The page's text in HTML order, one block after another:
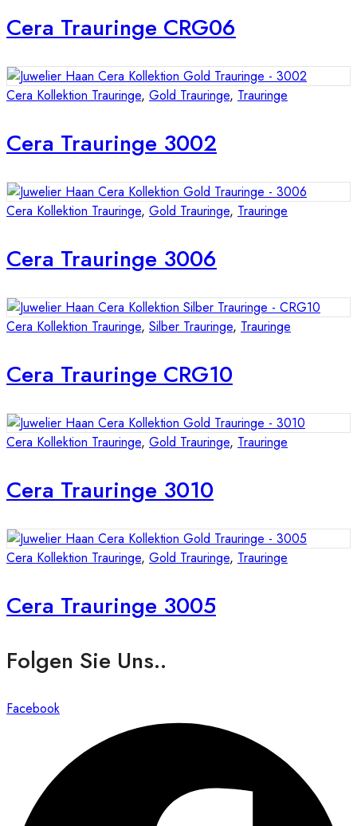
Cera Trauringe CRG06
Cera Kollektion Trauringe, Gold Trauringe, Trauringe
Cera Trauringe 3002
Cera Kollektion Trauringe, Gold Trauringe, Trauringe
Cera Trauringe 3006
Cera Kollektion Trauringe, Silber Trauringe, Trauringe
Cera Trauringe CRG10
Cera Kollektion Trauringe, Gold Trauringe, Trauringe
Cera Trauringe 3010
Cera Kollektion Trauringe, Gold Trauringe, Trauringe
Cera Trauringe 3005
Folgen Sie Uns..
Facebook